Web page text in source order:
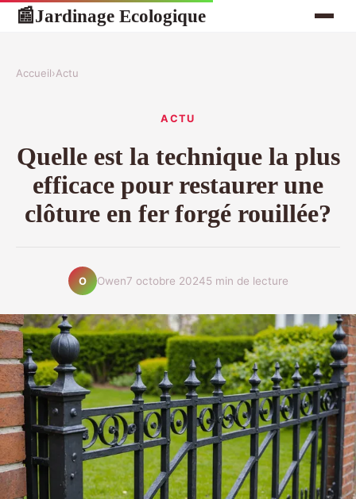
📰Jardinage Ecologique
Accueil›Actu
ACTU
Quelle est la technique la plus
efficace pour restaurer une
clôture en fer forgé rouillée?
O Owen7 octobre 20245 min de lecture